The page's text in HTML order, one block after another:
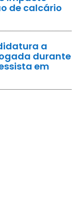
de calcário
a
durante
em